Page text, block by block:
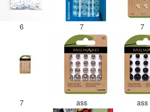
6 7 7
7 ass ass